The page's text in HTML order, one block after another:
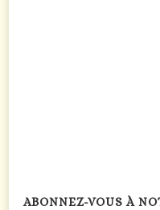
ABONNEZ-VOUS À